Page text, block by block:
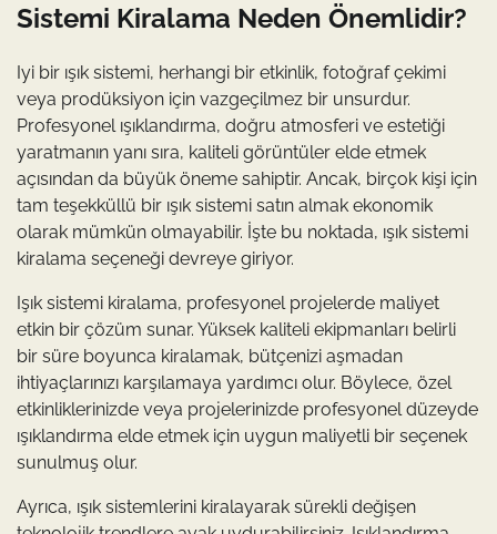
Sistemi Kiralama Neden Önemlidir?
Iyi bir ışık sistemi, herhangi bir etkinlik, fotoğraf çekimi
veya prodüksiyon için vazgeçilmez bir unsurdur.
Profesyonel ışıklandırma, doğru atmosferi ve estetiği
yaratmanın yanı sıra, kaliteli görüntüler elde etmek
açısından da büyük öneme sahiptir. Ancak, birçok kişi için
tam teşekküllü bir ışık sistemi satın almak ekonomik
olarak mümkün olmayabilir. İşte bu noktada, ışık sistemi
kiralama seçeneği devreye giriyor.
Işık sistemi kiralama, profesyonel projelerde maliyet
etkin bir çözüm sunar. Yüksek kaliteli ekipmanları belirli
bir süre boyunca kiralamak, bütçenizi aşmadan
ihtiyaçlarınızı karşılamaya yardımcı olur. Böylece, özel
etkinliklerinizde veya projelerinizde profesyonel düzeyde
ışıklandırma elde etmek için uygun maliyetli bir seçenek
sunulmuş olur.
Ayrıca, ışık sistemlerini kiralayarak sürekli değişen